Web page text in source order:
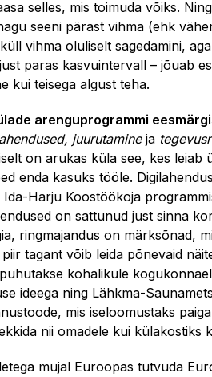
selles, mis toimuda võiks.
seeni pärast vihma (ehk
vihma oluliselt sagedamini, aga
paras kasvuintervall – jõuab
kui teisega algust teha.
arenguprogrammi
juurutamineja
on arukas küla see, kes leiab
enda kasuks tööle.
Harju Koostöökoja
on sattunud just sinna
ringmajandus on märksõnad,
tagant võib leida põnevaid
kohalikule
ideega ning Lähkma-
mis iseloomustaks
nii omadele kui külakostiks
mujal Euroopas tutvuda